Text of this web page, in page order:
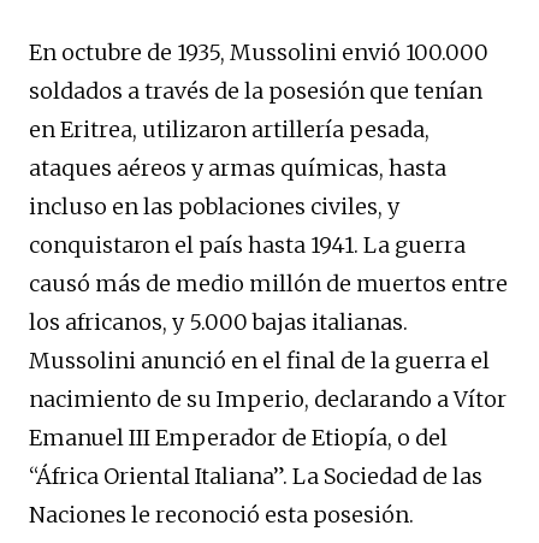
En octubre de 1935, Mussolini envió 100.000
soldados a través de la posesión que tenían
en Eritrea, utilizaron artillería pesada,
ataques aéreos y armas químicas, hasta
incluso en las poblaciones civiles, y
conquistaron el país hasta 1941. La guerra
causó más de medio millón de muertos entre
los africanos, y 5.000 bajas italianas.
Mussolini anunció en el final de la guerra el
nacimiento de su Imperio, declarando a Vítor
Emanuel III Emperador de Etiopía, o del
“África Oriental Italiana”. La Sociedad de las
Naciones le reconoció esta posesión.